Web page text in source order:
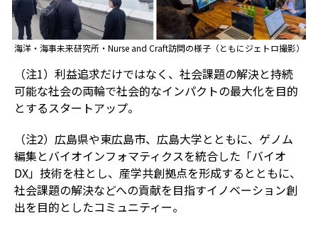
海洋・海事未来研究所・Nurse and Craft訪問の様子（ともにジェトロ撮影）
（注1）利益追求だけではなく、社会課題の解決と持続
可能な社会の両輪で社会的なインパクトの最大化を目的
とするスタートアップ。
（注2）広島県や東広島市、広島大学とともに、ゲノム
編集とバイオインフォマティクスを統合した「バイオ
DX」技術を柱とし、産学共創拠点を形成するとともに、
社会課題の解決などへの貢献を目指すイノベーション創
出を目的としたコミュニティー。